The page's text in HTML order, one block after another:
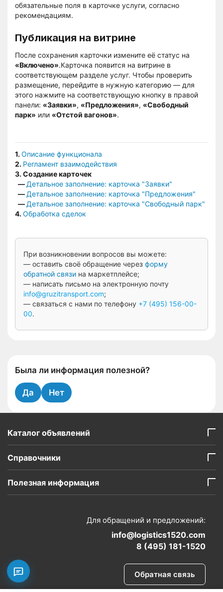
обязательные поля в карточке услуги, согласно
рекомендациям.
Публикация на витрине
После сохранения карточки измените её статус на
«Включено».Карточка появится на витрине в
соответствующем разделе услуг. Чтобы проверить
размещение, перейдите в нужную категорию — для
этого нажмите на соответствующую кнопку в правой
панели: «Заявки», «Предложения», «Свободный
парк» или «Отстой вагонов».
1. Описание функционала
2. Регламент взаимодействия
3. Создание карточек
— Детальное заполнение: карточка "Заявки"
— Детальное заполнение: карточка "Предложения"
— Детальное заполнение: карточка "Свободный парк"
4. Обработка сделок
При возникновении вопросов вы можете:
— оставить своё обращение через форму
обратной связи на маркетплейсе;
— написать письмо на электронную почту
info@gruzitransport.com;
— связаться с нами по телефону +7 (495) 156-00-
00.
Была ли информация полезной?
Да Нет
Каталог объявлений
Справочники
Полезная информация
Для обращений и предложений:
info@logistics1520.com
8 (495) 181-1520
Обратная связь